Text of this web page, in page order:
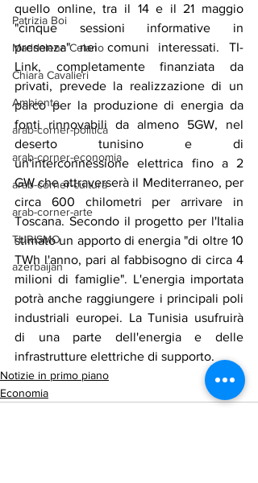
Patrizia Boi
Maddalena Celano
Chiara Cavalieri
Ambiente
arab-corner-politica
arab-corner-economia
arab-corner-cultura
arab-corner-arte
TURISMO
azerbaijan
quello online, tra il 14 e il 21 maggio
"cinque sessioni informative in
presenza" nei comuni interessati. TI-
Link, completamente finanziata da
privati, prevede la realizzazione di un
parco per la produzione di energia da
fonti rinnovabili da almeno 5GW, nel
deserto tunisino e di
un'interconnessione elettrica fino a 2
GW che attraverserà il Mediterraneo, per
circa 600 chilometri per arrivare in
Toscana. Secondo il progetto per l'Italia
stimato un apporto di energia "di oltre 10
TWh l'anno, pari al fabbisogno di circa 4
milioni di famiglie". L'energia importata
potrà anche raggiungere i principali poli
industriali europei. La Tunisia usufruirà
di una parte dell'energia e delle
infrastrutture elettriche di supporto.
Notizie in primo piano
Economia